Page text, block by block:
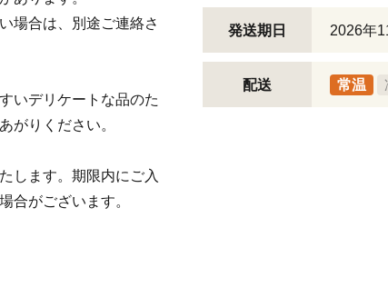
場合は、別途ご連絡さ
いデリケートな品のた
がりください。
します。期限内にご入
合がございます。
発送期日 2026年
配送 常温